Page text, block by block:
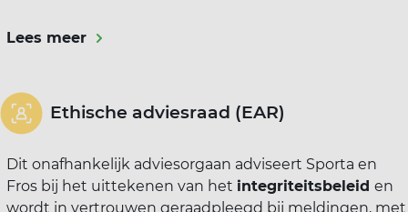
Lees meer
Ethische adviesraad (EAR)
Dit onafhankelijk adviesorgaan adviseert Sporta en
Fros bij het uittekenen van het integriteitsbeleid en
wordt in vertrouwen geraadpleegd bij meldingen, met